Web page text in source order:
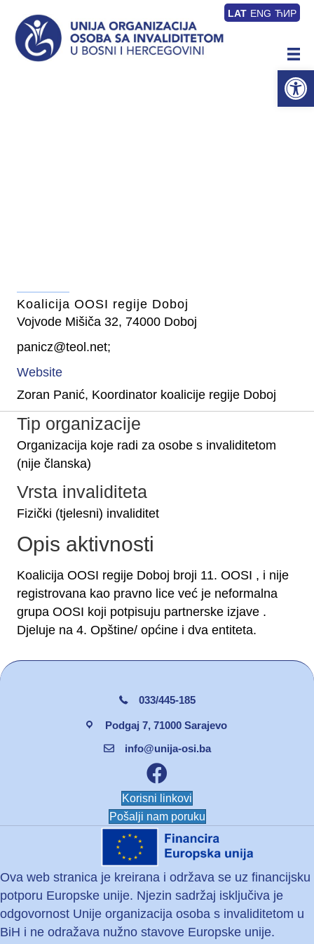
LAT ENG ЋИР
Koalicija OOSI regije Doboj
Vojvode Mišiča 32, 74000 Doboj
panicz@teol.net;
Website
Zoran Panić, Koordinator koalicije regije Doboj
Tip organizacije
Organizacija koje radi za osobe s invaliditetom
(nije članska)
Vrsta invaliditeta
Fizički (tjelesni) invaliditet
Opis aktivnosti
Koalicija OOSI regije Doboj broji 11. OOSI , i nije
registrovana kao pravno lice već je neformalna
grupa OOSI koji potpisuju partnerske izjave .
Djeluje na 4. Opštine/ općine i dva entiteta.
033/445-185
Podgaj 7, 71000 Sarajevo
info@unija-osi.ba
Facebook unija osi
Korisni linkovi
Pošalji nam poruku
Ova web stranica je kreirana i održava se uz financijsku
potporu Europske unije. Njezin sadržaj isključiva je
odgovornost Unije organizacija osoba s invaliditetom u
BiH i ne odražava nužno stavove Europske unije.